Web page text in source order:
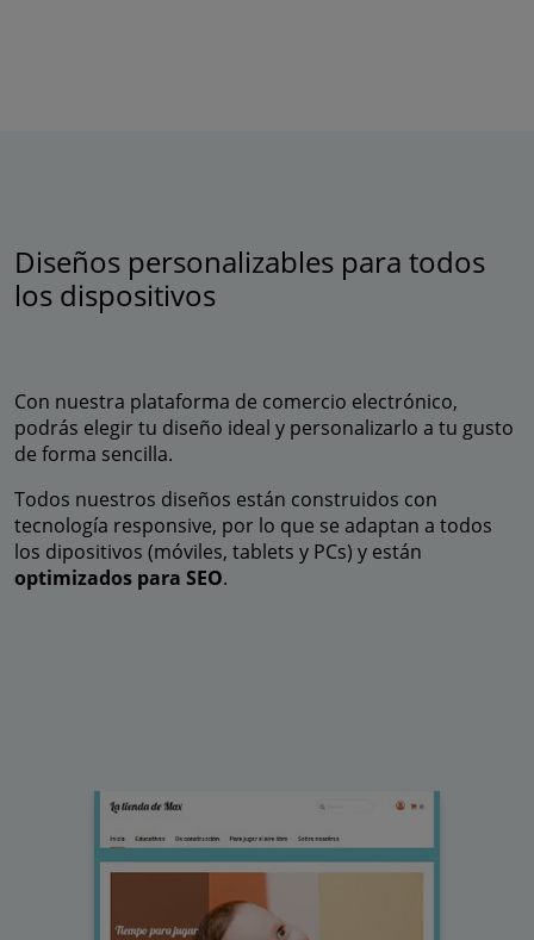
Diseños personalizables para todos
los dispositivos
Con nuestra plataforma de comercio electrónico,
podrás elegir tu diseño ideal y personalizarlo a tu gusto
de forma sencilla.
Todos nuestros diseños están construidos con
tecnología responsive, por lo que se adaptan a todos
los dipositivos (móviles, tablets y PCs) y están
optimizados para SEO.